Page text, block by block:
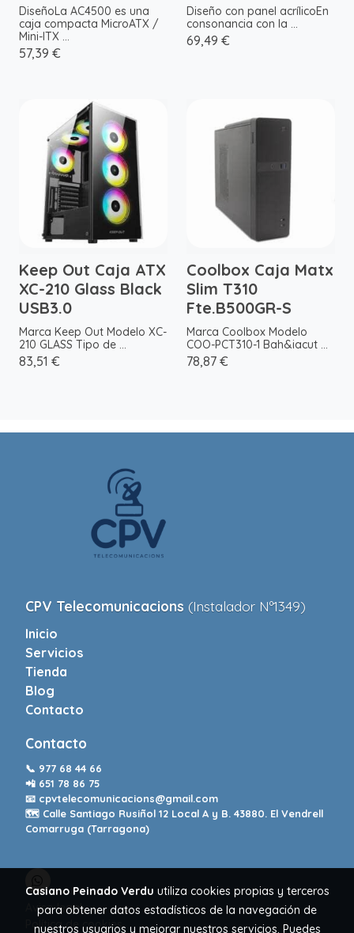
DiseñoLa AC4500 es una
caja compacta MicroATX /
Mini-ITX ...
57,39 €
Diseño con panel acrílicoEn
consonancia con la ...
69,49 €
Keep Out Caja ATX
XC-210 Glass Black
USB3.0
Marca Keep Out Modelo XC-
210 GLASS Tipo de ...
83,51 €
Coolbox Caja Matx
Slim T310
Fte.B500GR-S
Marca Coolbox Modelo
COO-PCT310-1 Bah&iacut ...
78,87 €
CPV Telecomunicacions (Instalador Nº1349)
Inicio
Servicios
Tienda
Blog
Contacto
Contacto
📞 977 68 44 66
📲 651 78 86 75
📧 cpvtelecomunicacions@gmail.com
🗺️ Calle Santiago Rusiñol 12 Local A y B. 43880. El Vendrell
Comarruga (Tarragona)
Aviso legal
Política de cookies
Casiano Peinado Verdu utiliza cookies propias y terceros
para obtener datos estadísticos de la navegación de
nuestros usuarios y mejorar nuestros servicios. Puedes